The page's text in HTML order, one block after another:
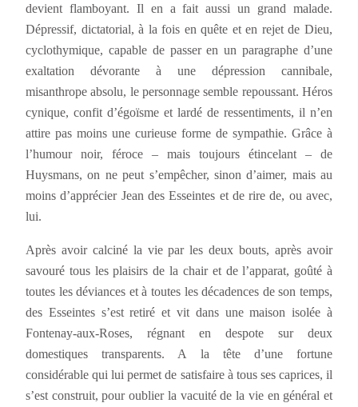
devient flamboyant. Il en a fait aussi un grand malade.
Dépressif, dictatorial, à la fois en quête et en rejet de Dieu,
cyclothymique, capable de passer en un paragraphe d’une
exaltation dévorante à une dépression cannibale,
misanthrope absolu, le personnage semble repoussant. Héros
cynique, confit d’égoïsme et lardé de ressentiments, il n’en
attire pas moins une curieuse forme de sympathie. Grâce à
l’humour noir, féroce – mais toujours étincelant – de
Huysmans, on ne peut s’empêcher, sinon d’aimer, mais au
moins d’apprécier Jean des Esseintes et de rire de, ou avec,
lui.
Après avoir calciné la vie par les deux bouts, après avoir
savouré tous les plaisirs de la chair et de l’apparat, goûté à
toutes les déviances et à toutes les décadences de son temps,
des Esseintes s’est retiré et vit dans une maison isolée à
Fontenay-aux-Roses, régnant en despote sur deux
domestiques transparents. A la tête d’une fortune
considérable qui lui permet de satisfaire à tous ses caprices, il
s’est construit, pour oublier la vacuité de la vie en général et